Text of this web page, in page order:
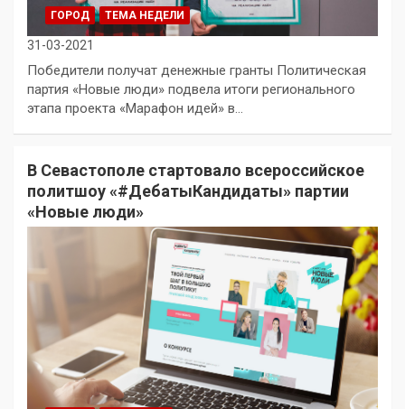
ГОРОД ТЕМА НЕДЕЛИ
31-03-2021
Победители получат денежные гранты Политическая
партия «Новые люди» подвела итоги регионального
этапа проекта «Марафон идей» в…
В Севастополе стартовало всероссийское
политшоу «#ДебатыКандидаты» партии
«Новые люди»